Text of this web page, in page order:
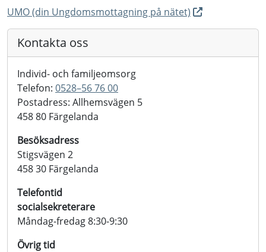
UMO (din Ungdomsmottagning på nätet)
Kontakta oss
Individ- och familjeomsorg
Telefon: 0528–56 76 00
Postadress: Allhemsvägen 5
458 80 Färgelanda
Besöksadress
Stigsvägen 2
458 30 Färgelanda
Telefontid
socialsekreterare
Måndag-fredag 8:30-9:30
Övrig tid